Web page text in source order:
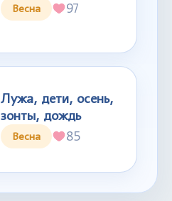
Весна 97
Лужа, дети, осень,
зонты, дождь
Весна 85